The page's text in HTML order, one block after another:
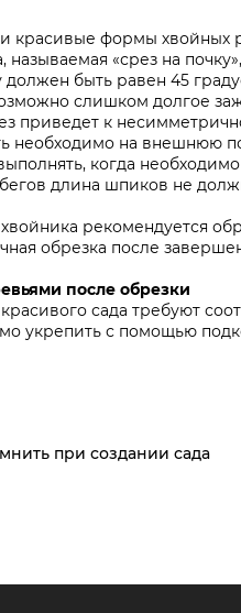
красивые формы хвойных
называемая «срез на
должен быть равен 45
слишком долгое
приведет к
необходимо на внешнюю
когда
длина шпиков не
рекомендуется
обрезка после
после обрезки
сада требуют
укрепить с помощью
при создании сада